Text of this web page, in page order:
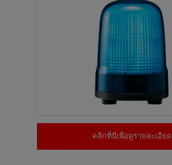
คลิกที่นี่เพื่อดูรายละเอียด